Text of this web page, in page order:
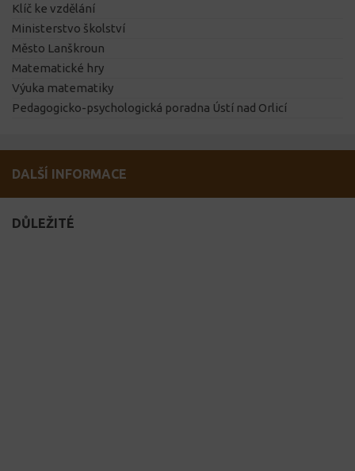
Klíč ke vzdělání
Ministerstvo školství
Město Lanškroun
Matematické hry
Výuka matematiky
Pedagogicko-psychologická poradna Ústí nad Orlicí
DALŠÍ INFORMACE
DŮLEŽITÉ